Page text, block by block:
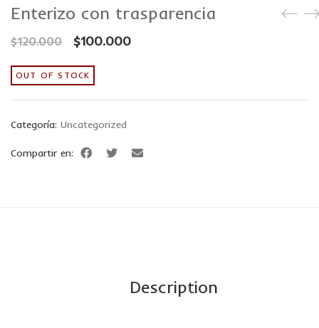
Enterizo con trasparencia
$120.000 $100.000
OUT OF STOCK
Categoría: Uncategorized
Compartir en:
Description